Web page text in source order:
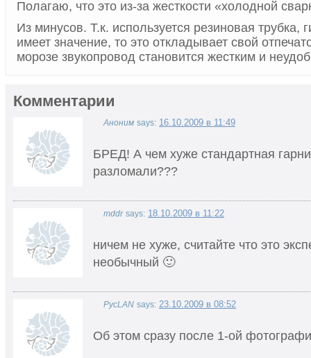
Полагаю, что это из-за жесткости «холодной
Из минусов. Т.к. используется резиновая трубка,
имеет значение, то это откладывает свой
морозе звукопровод становится жестким и
Комментарии
Аноним says: 16.10.2009 в 11:49
БРЕД! А чем хуже стандартная
разломали???
mddr says: 18.10.2009 в 11:22
ничем не хуже, считайте что это
необычный 🙂
PycLAN says: 23.10.2009 в 08:52
Об этом сразу после 1-ой